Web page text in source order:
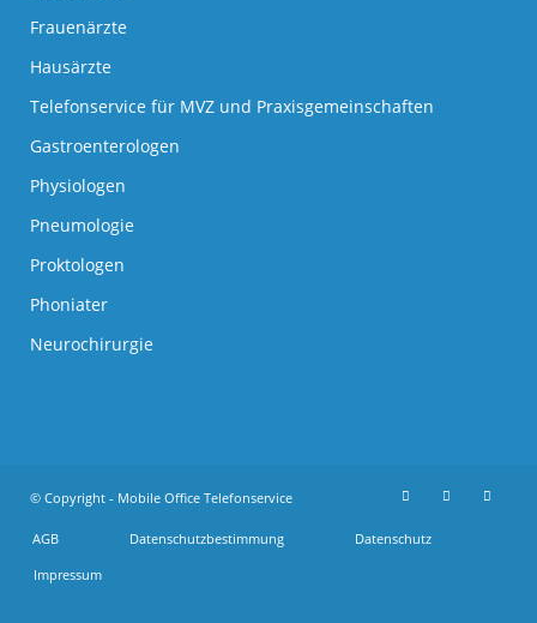
Frauenärzte
Hausärzte
Telefonservice für MVZ und Praxisgemeinschaften
Gastroenterologen
Physiologen
Pneumologie
Proktologen
Phoniater
Neurochirurgie
© Copyright - Mobile Office Telefonservice
AGB Datenschutzbestimmung
Datenschutz
Impressum